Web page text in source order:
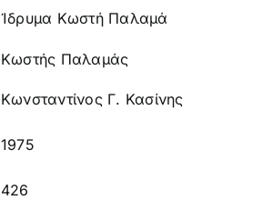
Ίδρυμα Κωστή Παλαμά
Κωστής Παλαμάς
Κωνσταντίνος Γ. Κασίνης
1975
426